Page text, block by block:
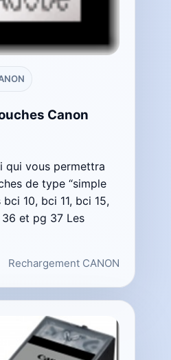
Canon
qui vous permettra
de type “simple
10, bci 11, bci 15,
et pg 37 Les
Rechargement CANON